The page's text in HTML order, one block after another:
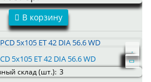
В корзину
5x105 ET 42 DIA 56.6 WD
склад (шт.): 3